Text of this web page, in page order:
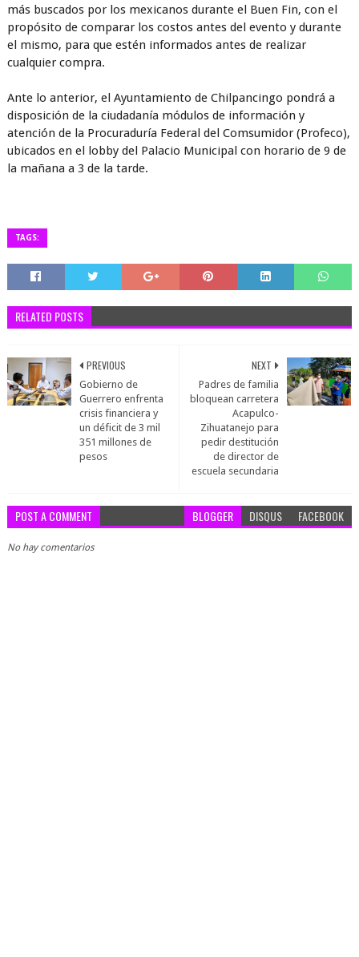
más buscados por los mexicanos durante el Buen Fin, con el
propósito de comparar los costos antes del evento y durante
el mismo, para que estén informados antes de realizar
cualquier compra.
Ante lo anterior, el Ayuntamiento de Chilpancingo pondrá a
disposición de la ciudadanía módulos de información y
atención de la Procuraduría Federal del Comsumidor (Profeco),
ubicados en el lobby del Palacio Municipal con horario de 9 de
la mañana a 3 de la tarde.
TAGS:
RELATED POSTS
NEXT
Padres de familia
bloquean carretera
Acapulco-
Zihuatanejo para
pedir destitución
de director de
escuela secundaria
PREVIOUS
Gobierno de
Guerrero enfrenta
crisis financiera y
un déficit de 3 mil
351 millones de
pesos
POST A COMMENT BLOGGER DISQUS FACEBOOK
No hay comentarios